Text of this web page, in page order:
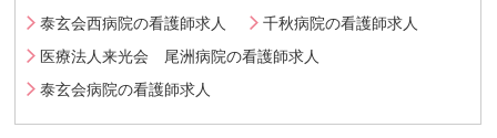
泰玄会西病院の看護師求人
千秋病院の看護師求人
医療法人来光会 尾洲病院の看護師求人
泰玄会病院の看護師求人